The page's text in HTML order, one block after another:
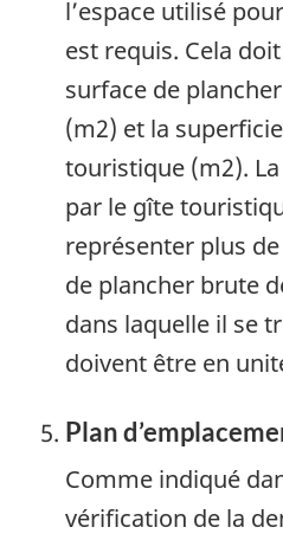
l’espace utilisé
est requis. Cela
surface de
(m2) et la
touristique (m2).
par le gîte
représenter plus
de plancher brute
dans laquelle il se
doivent être en
Plan
Comme indiqué
vérification de la